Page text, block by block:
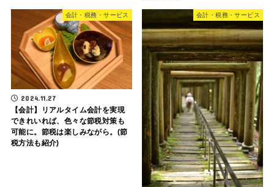
会計・税務・サービス
2024.11.27
【会計】リアルタイム会計を実現
できれいれば、色々な節税対策も
可能に。節税は楽しみながら。(節
税方法も紹介)
会計・税務・サービス